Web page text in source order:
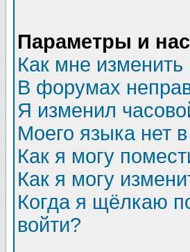
Параметры и
Как мне
В форумах
Я изменил
Моего языка нет
Как я могу
Как я могу
Когда я щёлкаю
войти?